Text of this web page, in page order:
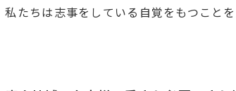
たちは志事をしている自覚をもつことを